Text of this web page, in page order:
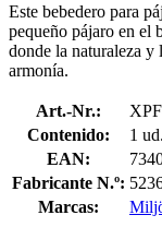
Este bebedero para
pequeño pájaro en el
donde la naturaleza y
armonía.
Art.-Nr.:
Contenido:
1 ud.
EAN:
Fabricante N.º:
Marcas: